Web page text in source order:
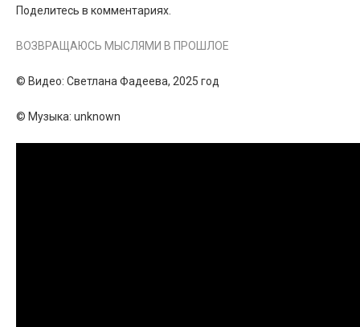
Поделитесь в комментариях.
ВОЗВРАЩАЮСЬ МЫСЛЯМИ В ПРОШЛОЕ
© Видео: Светлана Фадеева, 2025 год
© Музыка: unknown